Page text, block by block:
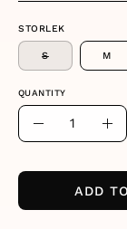
STORLEK
S M
QUANTITY
Quantity
Decrease
ADD